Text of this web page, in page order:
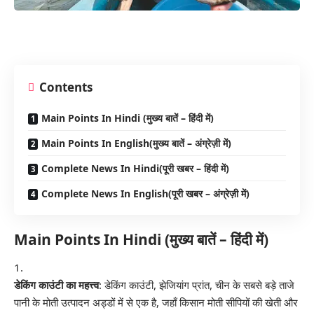
Contents
Main Points In Hindi (मुख्य बातें – हिंदी में)
Main Points In English(मुख्य बातें – अंग्रेज़ी में)
Complete News In Hindi(पूरी खबर – हिंदी में)
Complete News In English(पूरी खबर – अंग्रेज़ी में)
Main Points In Hindi (मुख्य बातें – हिंदी में)
डेकिंग काउंटी का महत्त्व: डेकिंग काउंटी, झेजियांग प्रांत, चीन के सबसे बड़े ताजे
पानी के मोती उत्पादन अड्डों में से एक है, जहाँ किसान मोती सीपियों की खेती और